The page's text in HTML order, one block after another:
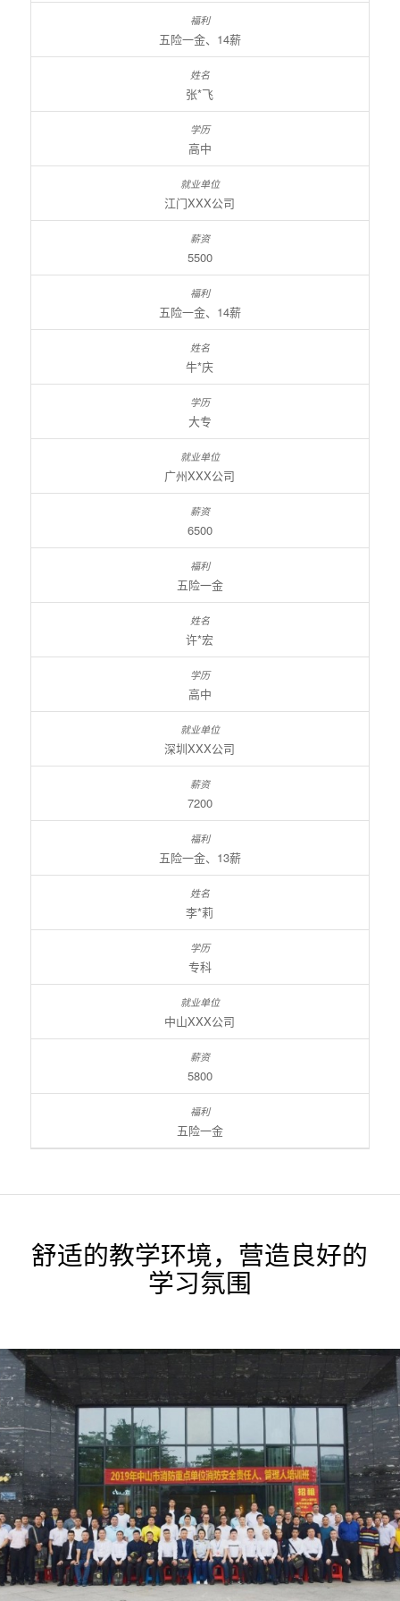
五险一金、14薪
张*飞
高中
江门XXX公司
5500
五险一金、14薪
牛*庆
大专
广州XXX公司
6500
五险一金
许*宏
高中
深圳XXX公司
7200
五险一金、13薪
李*莉
专科
中山XXX公司
5800
五险一金
舒适的教学环境，营造良好的
学习氛围